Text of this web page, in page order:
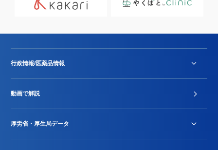
行政情報/医薬品情報
Stu-GEレポート
動画で解説
厚労省・厚生局データ